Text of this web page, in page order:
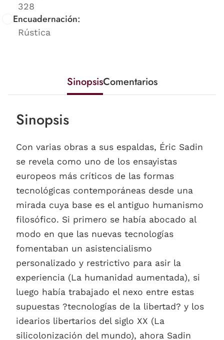
328
Encuadernación:
Rústica
SinopsisComentarios
Sinopsis
Con varias obras a sus espaldas, Éric Sadin
se revela como uno de los ensayistas
europeos más críticos de las formas
tecnológicas contemporáneas desde una
mirada cuya base es el antiguo humanismo
filosófico. Si primero se había abocado al
modo en que las nuevas tecnologías
fomentaban un asistencialismo
personalizado y restrictivo para asir la
experiencia (La humanidad aumentada), si
luego había trabajado el nexo entre estas
supuestas ?tecnologías de la libertad? y los
idearios libertarios del siglo XX (La
silicolonización del mundo), ahora Sadin